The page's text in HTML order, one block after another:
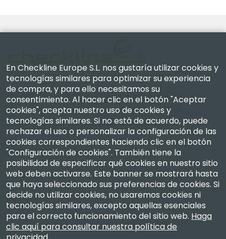
Checkline Europe S.L. — especialistas en el suministro,
la calibración, la certificación y la reparación de
instrumentos de medición de alta precisión.
Empresa
Mi Cuenta
Contacto
En Checkline Europe S.L. nos gustaría utilizar cookies y
tecnologías similares para optimizar su experiencia
de compra, y para ello necesitamos su
consentimiento. Al hacer clic en el botón "Aceptar
cookies", acepta nuestro uso de cookies y
tecnologías similares. Si no está de acuerdo, puede
rechazar el uso o personalizar la configuración de las
cookies correspondientes haciendo clic en el botón
"Configuración de cookies". También tiene la
posibilidad de especificar qué cookies en nuestro sitio
web deben activarse. Este banner se mostrará hasta
que haya seleccionado sus preferencias de cookies. Si
decide no utilizar cookies, no usaremos cookies ni
tecnologías similares, excepto aquellas esenciales
para el correcto funcionamiento del sitio web. Haga
clic aquí para consultar nuestra política de